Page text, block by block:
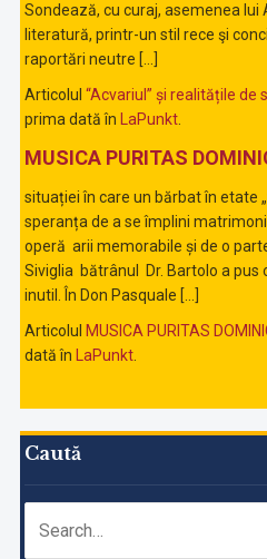
Sondează, cu curaj, asemenea lui
literatură, printr-un stil rece şi
raportări neutre […]
Articolul “Acvariul” și realitățile de
prima dată în
LaPunkt.
MUSICA PURITAS
situației în care un bărbat în etate
speranța de a se împlini
operă arii memorabile și de o
Siviglia bătrânul Dr. Bartolo a pus
inutil. În Don Pasquale […]
Articolul MUSICA PURITAS
dată în
LaPunkt.
Caută